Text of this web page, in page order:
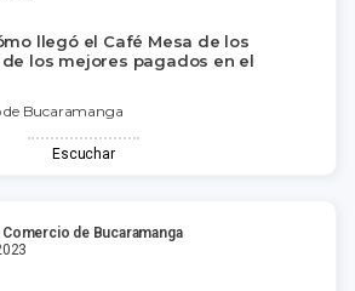
llegó el Café Mesa de los
los mejores pagados en el
de Bucaramanga
Escuchar
Comercio de Bucaramanga